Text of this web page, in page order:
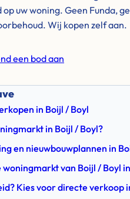
uw woning. Geen Funda,
Wij kopen zelf aan.
een bod aan
in Boijl / Boyl
in Boijl / Boyl?
en nieuwbouwplannen in
woningmarkt van Boijl / Boyl
Kies voor directe verkoop